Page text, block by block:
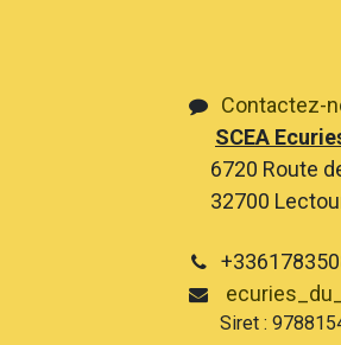
Contactez-
SCEA
6720 Route
32700
Siret :